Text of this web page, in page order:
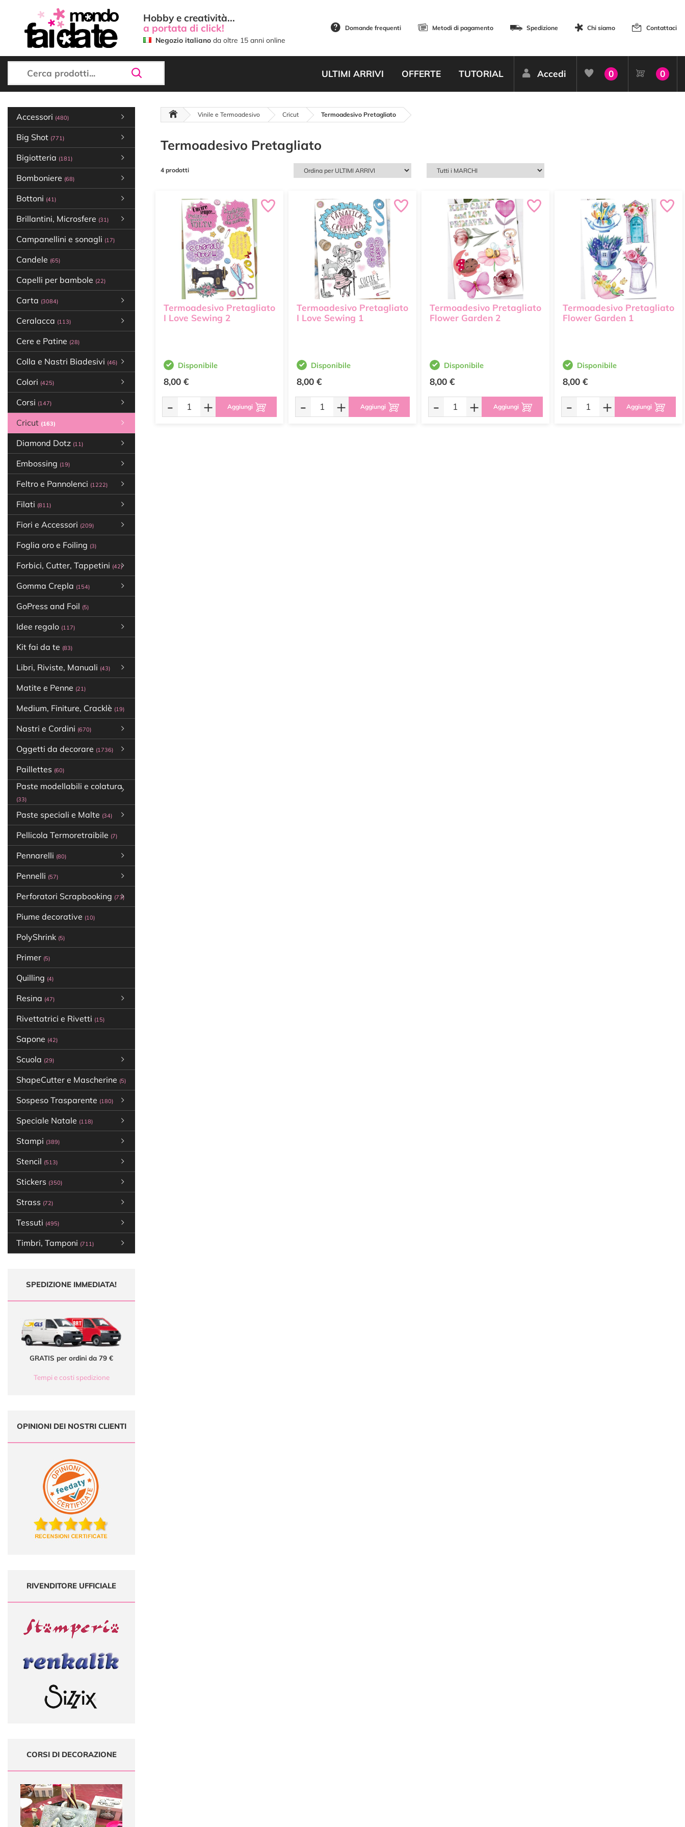
Hobby e creatività...
a portata di click!
Negozio italiano da oltre 15 anni online
Domande frequenti Metodi di pagamento Spedizione Chi siamo Contattaci
ULTIMI ARRIVI OFFERTE TUTORIAL Accedi 0 0
Accessori (480)
Big Shot (771)
Bigiotteria (181)
Bomboniere (68)
Bottoni (41)
Brillantini, Microsfere (31)
Campanellini e sonagli (17)
Candele (65)
Capelli per bambole (22)
Carta (3084)
Ceralacca (113)
Cere e Patine (28)
Colla e Nastri Biadesivi (46)
Colori (425)
Corsi (147)
Cricut (163)
Diamond Dotz (11)
Embossing (19)
Feltro e Pannolenci (1222)
Filati (811)
Fiori e Accessori (209)
Foglia oro e Foiling (3)
Forbici, Cutter, Tappetini (42)
Gomma Crepla (154)
GoPress and Foil (5)
Idee regalo (117)
Kit fai da te (83)
Libri, Riviste, Manuali (43)
Matite e Penne (21)
Medium, Finiture, Cracklè (19)
Nastri e Cordini (670)
Oggetti da decorare (1736)
Paillettes (60)
Paste modellabili e colatura
(33)
Paste speciali e Malte (34)
Pellicola Termoretraibile (7)
Pennarelli (80)
Pennelli (57)
Perforatori Scrapbooking (73)
Piume decorative (10)
PolyShrink (5)
Primer (5)
Quilling (4)
Resina (47)
Rivettatrici e Rivetti (15)
Sapone (42)
Scuola (29)
ShapeCutter e Mascherine (5)
Sospeso Trasparente (180)
Speciale Natale (118)
Stampi (389)
Stencil (513)
Stickers (350)
Strass (72)
Tessuti (495)
Timbri, Tamponi (711)
SPEDIZIONE IMMEDIATA!
GRATIS per ordini da 79 €
Tempi e costi spedizione
OPINIONI DEI NOSTRI CLIENTI
RIVENDITORE UFFICIALE
CORSI DI DECORAZIONE
Vinile e Termoadesivo Cricut Termoadesivo Pretagliato
Termoadesivo Pretagliato
4 prodotti
Termoadesivo Pretagliato
I Love Sewing 2
Disponibile
8,00 €
- + Aggiungi
Termoadesivo Pretagliato
I Love Sewing 1
Disponibile
8,00 €
- + Aggiungi
Termoadesivo Pretagliato
Flower Garden 2
Disponibile
8,00 €
- + Aggiungi
Termoadesivo Pretagliato
Flower Garden 1
Disponibile
8,00 €
- + Aggiungi